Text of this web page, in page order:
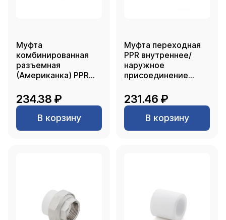
Муфта
комбинированная
разъемная
(Американка) PPR
20х 1/2, белый, RTP
234.38 ₽
В корзину
Муфта переходная
PPR внутреннее/
наружное
присоединение
РТП
231.46 ₽
В корзину